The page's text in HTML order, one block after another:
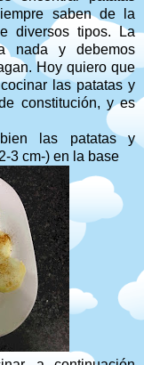
saben de la
diversos tipos. La
nada y debemos
Hoy quiero que
las patatas y
constitución, y es
las patatas y
3 cm-) en la base